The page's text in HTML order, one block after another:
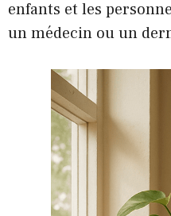
enfants et les
un médecin ou un